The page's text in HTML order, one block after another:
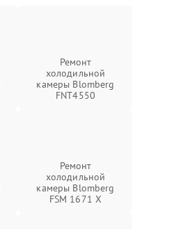
Ремонт
холодильной
камеры Blomberg
FNT4550
Ремонт
холодильной
камеры Blomberg
FSM 1671 X